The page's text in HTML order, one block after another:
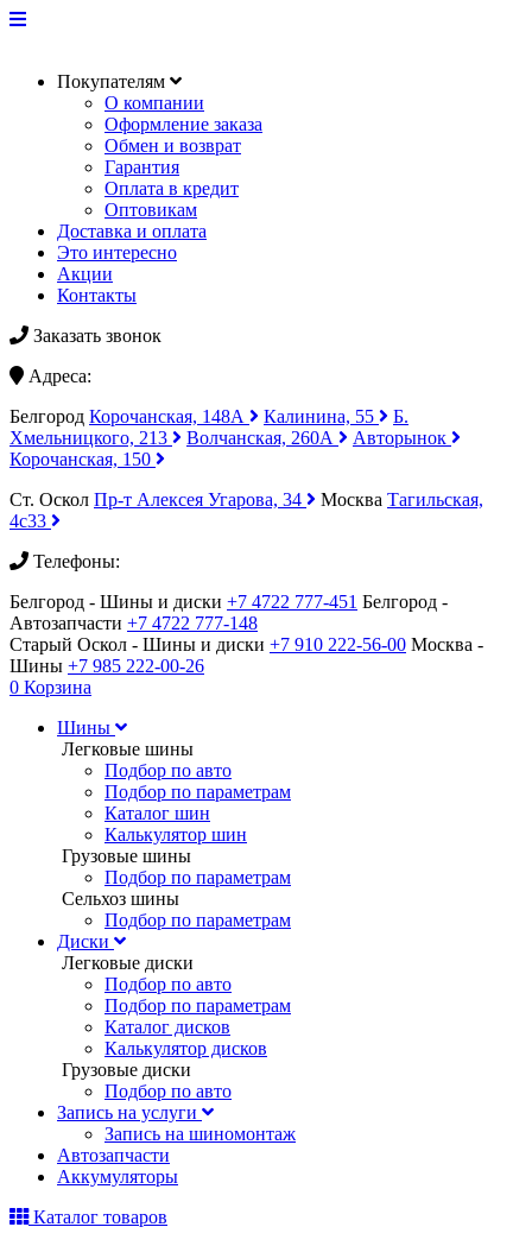
Покупателям
О компании
Оформление заказа
Обмен и возврат
Гарантия
Оплата в кредит
Оптовикам
Доставка и оплата
Это интересно
Акции
Контакты
Заказать звонок
Адреса:
Белгород Корочанская, 148А Калинина, 55
Б.
Хмельницкого, 213
Волчанская, 260А
Авторынок
Корочанская, 150
Ст. Оскол Пр-т Алексея Угарова, 34 Москва Тагильская,
4с33
Телефоны:
Белгород - Шины и диски +7 4722 777-451 Белгород -
Автозапчасти +7 4722 777-148
Старый Оскол - Шины и диски +7 910 222-56-00 Москва -
Шины +7 985 222-00-26
0 Корзина
Шины
Легковые шины
Подбор по авто
Подбор по параметрам
Каталог шин
Калькулятор шин
Грузовые шины
Подбор по параметрам
Сельхоз шины
Подбор по параметрам
Диски
Легковые диски
Подбор по авто
Подбор по параметрам
Каталог дисков
Калькулятор дисков
Грузовые диски
Подбор по авто
Запись на услуги
Запись на шиномонтаж
Автозапчасти
Аккумуляторы
Каталог товаров